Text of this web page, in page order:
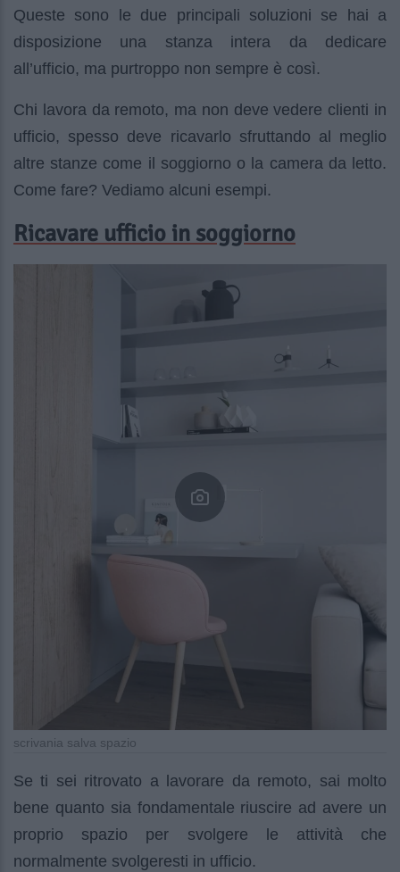
Queste sono le due principali soluzioni se hai a
disposizione una stanza intera da dedicare
all’ufficio, ma purtroppo non sempre è così.
Chi lavora da remoto, ma non deve vedere clienti in
ufficio, spesso deve ricavarlo sfruttando al meglio
altre stanze come il soggiorno o la camera da letto.
Come fare? Vediamo alcuni esempi.
Ricavare ufficio in soggiorno
scrivania salva spazio
Se ti sei ritrovato a lavorare da remoto, sai molto
bene quanto sia fondamentale riuscire ad avere un
proprio spazio per svolgere le attività che
normalmente svolgeresti in ufficio.